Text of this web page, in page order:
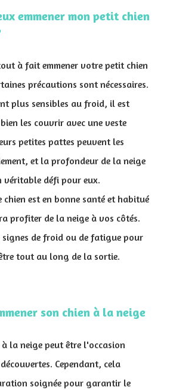
emmener mon petit chien
à fait emmener votre petit chien
précautions sont nécessaires.
plus sensibles au froid, il est
les couvrir avec une veste
petites pattes peuvent les
et la profondeur de la neige
véritable défi pour eux.
chien est en bonne santé et habitué
profiter de la neige à vos côtés.
de froid ou de fatigue pour
tout au long de la sortie.
son chien à la neige
à la neige peut être l'occasion
Cependant, cela
soignée pour garantir le